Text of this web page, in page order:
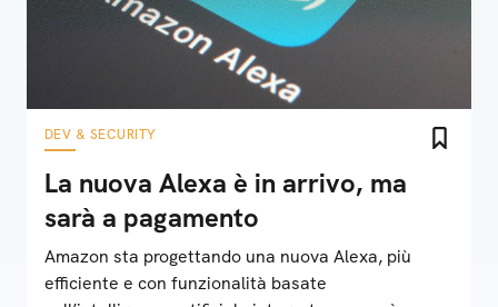
DEV & SECURITY
La nuova Alexa è in arrivo, ma
sarà a pagamento
Amazon sta progettando una nuova Alexa, più
efficiente e con funzionalità basate